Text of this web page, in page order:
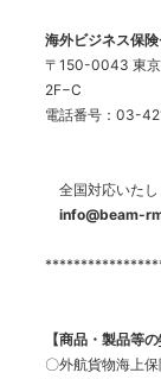
海外ビジネス保険
〒150-0043 東京
2F−C
電話番号：03-
全国対応いたし
info@beam-
【商品・製品等の
〇外航貨物海上保